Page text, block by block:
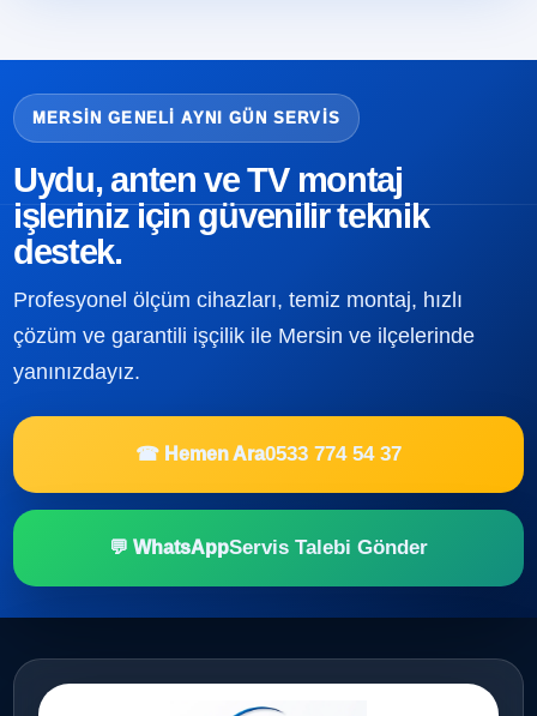
MERSIN GENELI AYNI GÜN SERVIS
Uydu, anten ve TV montaj
işleriniz için güvenilir teknik
destek.
Profesyonel ölçüm cihazları, temiz montaj, hızlı
çözüm ve garantili işçilik ile Mersin ve ilçelerinde
yanınızdayız.
☎ Hemen Ara0533 774 54 37
💬 WhatsAppServis Talebi Gönder